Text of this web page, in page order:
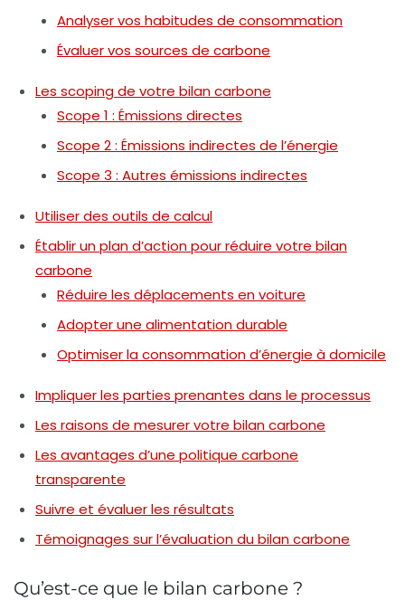
Analyser vos habitudes de consommation
Évaluer vos sources de carbone
Les scoping de votre bilan carbone
Scope 1 : Émissions directes
Scope 2 : Émissions indirectes de l’énergie
Scope 3 : Autres émissions indirectes
Utiliser des outils de calcul
Établir un plan d’action pour réduire votre bilan
carbone
Réduire les déplacements en voiture
Adopter une alimentation durable
Optimiser la consommation d’énergie à domicile
Impliquer les parties prenantes dans le processus
Les raisons de mesurer votre bilan carbone
Les avantages d’une politique carbone
transparente
Suivre et évaluer les résultats
Témoignages sur l’évaluation du bilan carbone
Qu’est-ce que le bilan carbone ?